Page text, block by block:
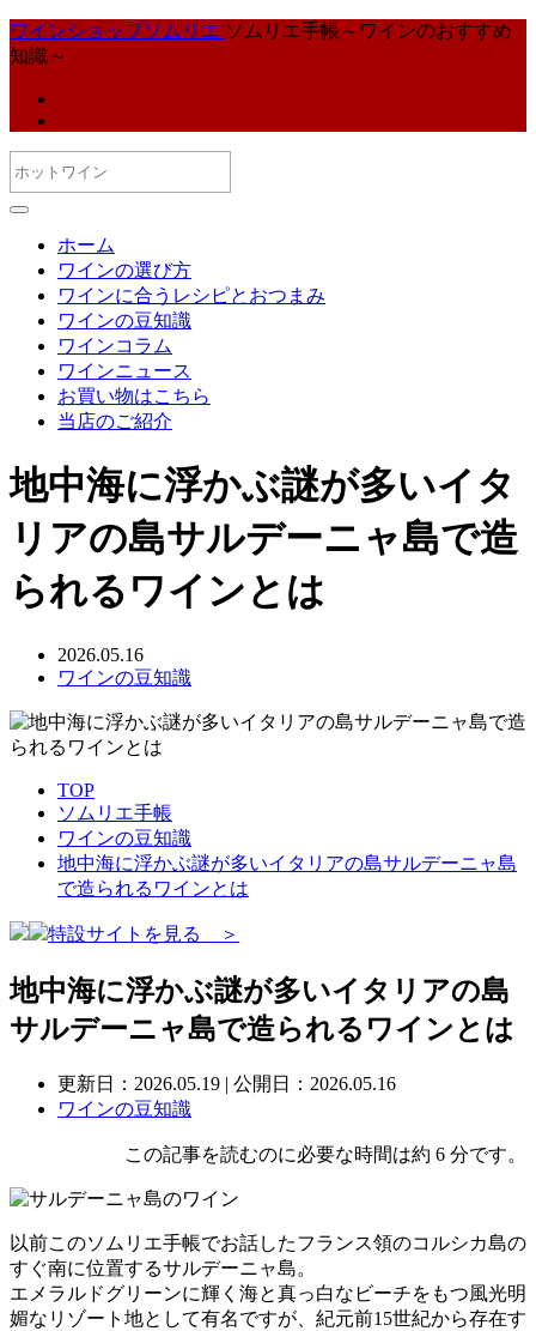
ワインショップソムリエ ソムリエ手帳～ワインのおすすめ
知識～
ホーム
ワインの選び方
ワインに合うレシピとおつまみ
ワインの豆知識
ワインコラム
ワインニュース
お買い物はこちら
当店のご紹介
地中海に浮かぶ謎が多いイタ
リアの島サルデーニャ島で造
られるワインとは
2026.05.16
ワインの豆知識
TOP
ソムリエ手帳
ワインの豆知識
地中海に浮かぶ謎が多いイタリアの島サルデーニャ島
で造られるワインとは
特設サイトを見る ＞
地中海に浮かぶ謎が多いイタリアの島
サルデーニャ島で造られるワインとは
更新日： 2026.05.19 | 公開日：2026.05.16
ワインの豆知識
この記事を読むのに必要な時間は約 6 分です。
以前このソムリエ手帳でお話したフランス領のコルシカ島の
すぐ南に位置するサルデーニャ島。
エメラルドグリーンに輝く海と真っ白なビーチをもつ風光明
媚なリゾート地として有名ですが、紀元前15世紀から存在す